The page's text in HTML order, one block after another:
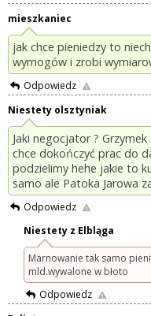
mieszkaniec
jak chce pieniedzy to
wymogów i zrobi
Odpowiedz
Niestety olsztyniak
Jaki negocjator ?
chce dokończyć prac do
podzielimy hehe jakie to
samo ale Patoka Jarowa
Odpowiedz
Niestety z Elbląga
Marnowanie tak samo
mld.wywalone w błoto
Odpowiedz